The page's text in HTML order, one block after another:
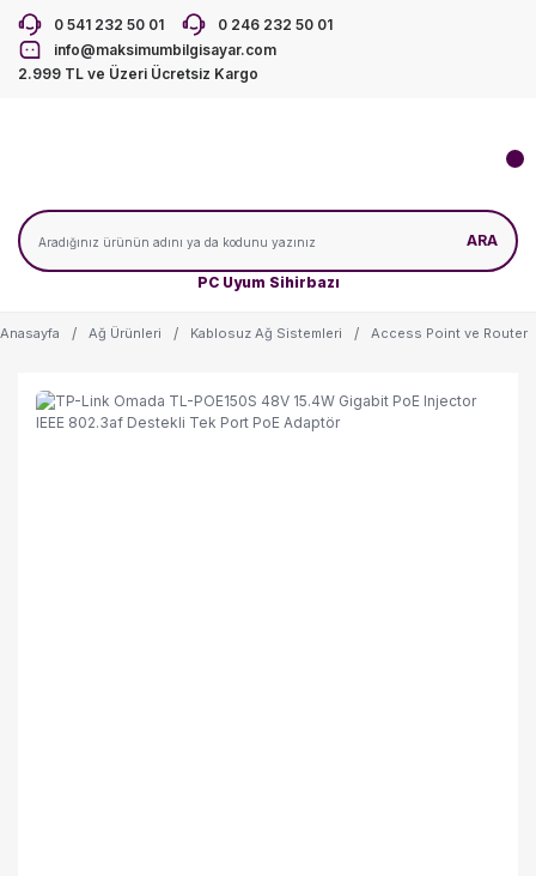
0 541 232 50 01
0 246 232 50 01
info@maksimumbilgisayar.com
2.999 TL ve Üzeri Ücretsiz Kargo
PC Uyum Sihirbazı
ARA
Anasayfa Ağ Ürünleri Kablosuz Ağ Sistemleri Access Point ve Router